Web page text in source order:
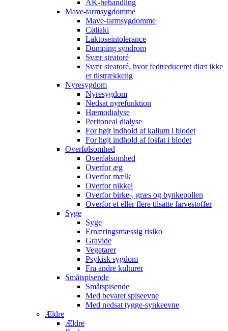
AK-behandling
Mave-tarmsygdomme
Mave-tarmsygdomme
Cøliaki
Laktoseintolerance
Dumping syndrom
Svær steatoré
Svær steatoré, hvor fedtreduceret diæt ikke
er tilstrækkelig
Nyresygdom
Nyresygdom
Nedsat nyrefunktion
Hæmodialyse
Peritoneal dialyse
For højt indhold af kalium i blodet
For højt indhold af fosfat i blodet
Overfølsomhed
Overfølsomhed
Overfor æg
Overfor mælk
Overfor nikkel
Overfor birke-, græs og bynkepollen
Overfor et eller flere tilsatte farvestoffer
Syge
Syge
Ernæringsmæssig risiko
Gravide
Vegetarer
Psykisk sygdom
Fra andre kulturer
Småtspisende
Småtspisende
Med bevaret spiseevne
Med nedsat tygge-synkeevne
Ældre
Ældre